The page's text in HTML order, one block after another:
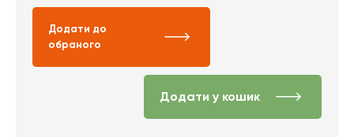
Додати до
обраного
Додати у кошик